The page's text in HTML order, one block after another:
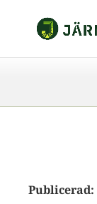
Publicerad: